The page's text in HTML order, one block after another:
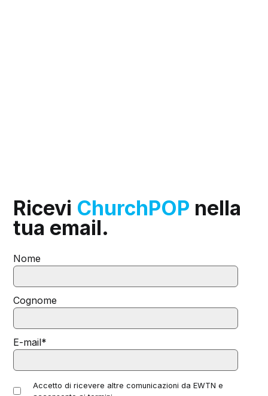
Ricevi ChurchPOP nella
tua email.
Nome
Cognome
E-mail*
Accetto di ricevere altre comunicazioni da EWTN e